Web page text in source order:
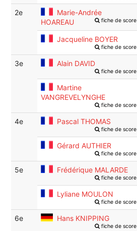
2e
Marie-Andrée
HOAREAU
fiche de score
Jacqueline BOYER
fiche de score
3e Alain DAVID
fiche de score
Martine
VANGREVELYNGHE
fiche de score
4e Pascal THOMAS
fiche de score
Gérard AUTHIER
fiche de score
5e Frédérique MALARDE
fiche de score
Lyliane MOULON
fiche de score
6e Hans KNIPPING
fiche de score